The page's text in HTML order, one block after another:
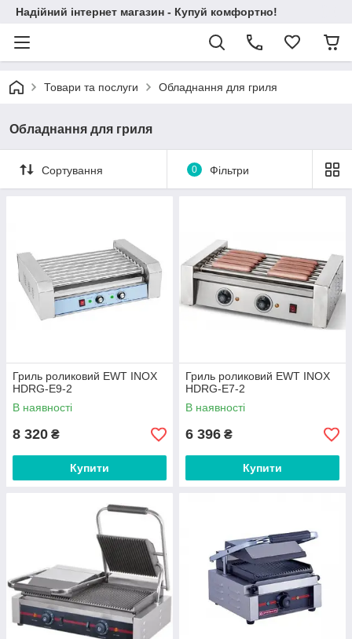
Надійний інтернет магазин - Купуй комфортно!
Товари та послуги Обладнання для гриля
Обладнання для гриля
Сортування 0 Фільтри
Гриль роликовий EWT INOX
HDRG-E9-2
В наявності
8 320 ₴
Купити
Гриль роликовий EWT INOX
HDRG-E7-2
В наявності
6 396 ₴
Купити